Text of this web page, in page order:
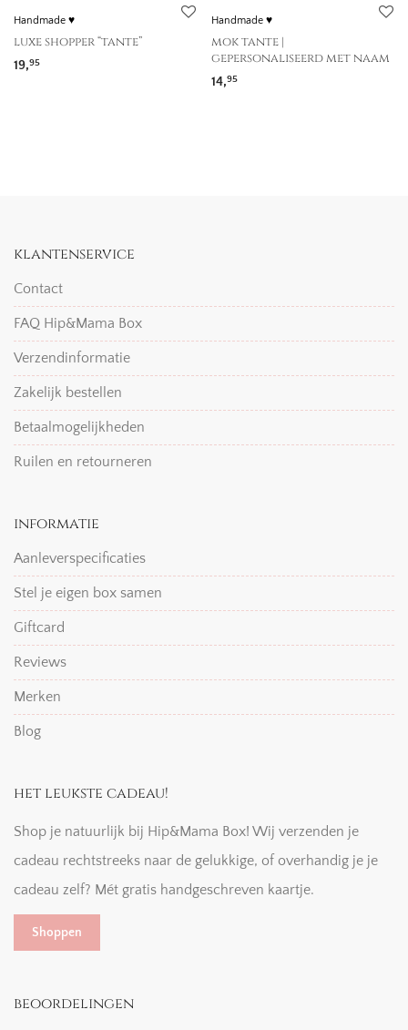
Handmade ♥
luxe shopper “tante”
19,95
Handmade ♥
mok tante |
gepersonaliseerd met naam
14,95
klantenservice
Contact
FAQ Hip&Mama Box
Verzendinformatie
Zakelijk bestellen
Betaalmogelijkheden
Ruilen en retourneren
informatie
Aanleverspecificaties
Stel je eigen box samen
Giftcard
Reviews
Merken
Blog
het leukste cadeau!
Shop je natuurlijk bij Hip&Mama Box! Wij verzenden je
cadeau rechtstreeks naar de gelukkige, of overhandig je je
cadeau zelf? Mét gratis handgeschreven kaartje.
Shoppen
beoordelingen